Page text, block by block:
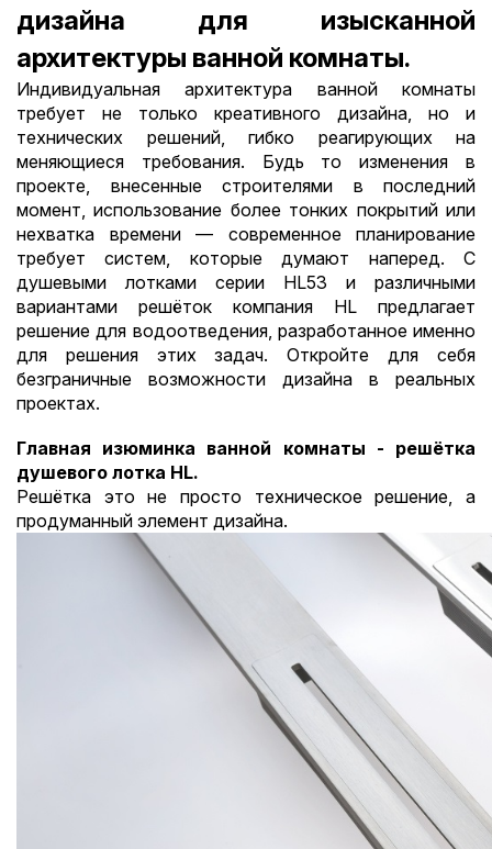
дизайна для изысканной
архитектуры ванной комнаты.
Индивидуальная архитектура ванной комнаты
требует не только креативного дизайна, но и
технических решений, гибко реагирующих на
меняющиеся требования. Будь то изменения в
проекте, внесенные строителями в последний
момент, использование более тонких покрытий или
нехватка времени — современное планирование
требует систем, которые думают наперед. С
душевыми лотками серии HL53 и различными
вариантами решёток компания HL предлагает
решение для водоотведения, разработанное именно
для решения этих задач. Откройте для себя
безграничные возможности дизайна в реальных
проектах.
Главная изюминка ванной комнаты - решётка
душевого лотка HL.
Решётка это не просто техническое решение, а
продуманный элемент дизайна.